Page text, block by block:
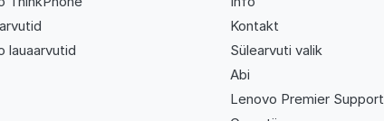
lauaarvutid
Kontakt
Sülearvuti valik
Abi
Lenovo Premier Support